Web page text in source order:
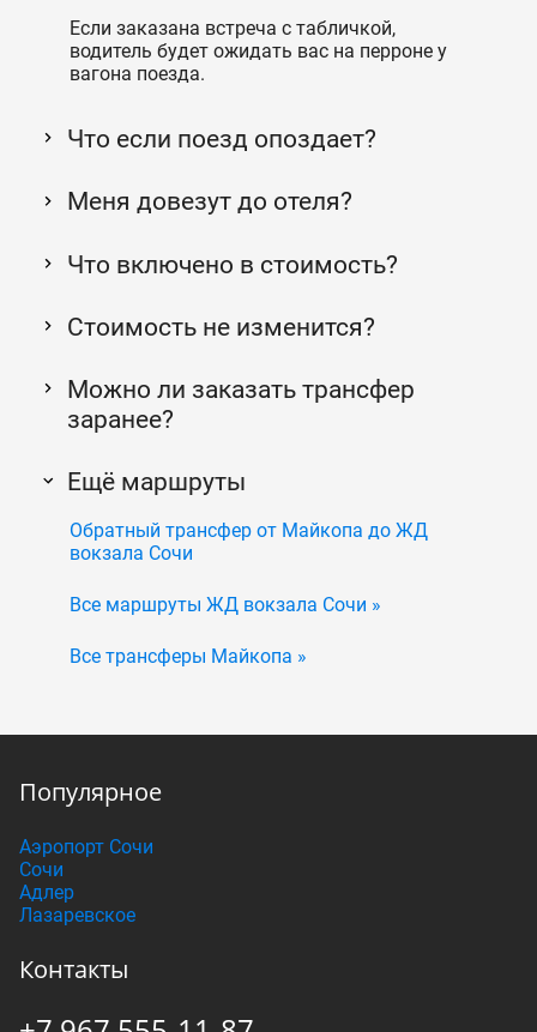
Если заказана встреча с табличкой,
водитель будет ожидать вас на перроне у
вагона поезда.
Что если поезд опоздает?
Меня довезут до отеля?
Что включено в стоимость?
Стоимость не изменится?
Можно ли заказать трансфер
заранее?
Ещё маршруты
Обратный трансфер от Майкопа до ЖД
вокзала Сочи
Все маршруты ЖД вокзала Сочи »
Все трансферы Майкопа »
Популярное
Аэропорт Сочи
Сочи
Адлер
Лазаревское
Контакты